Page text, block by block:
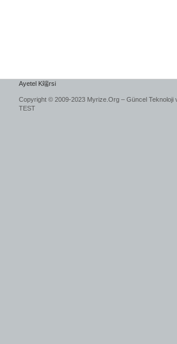
Ayetel K端rsi
Copyright © 2009-2023 Myrize.Org – Güncel Teknoloji
TEST